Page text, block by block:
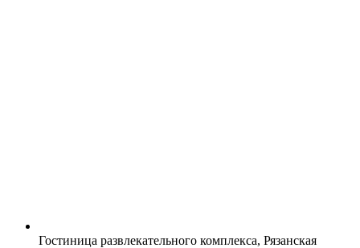
Гостиница развлекательного комплекса, Рязанская